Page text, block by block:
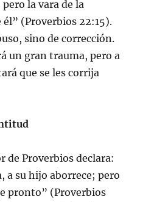
la vara de la
(Proverbios 22:15).
sino de corrección.
un gran trauma, pero a
que se les corrija
de Proverbios declara:
a su hijo aborrece; pero
pronto” (Proverbios